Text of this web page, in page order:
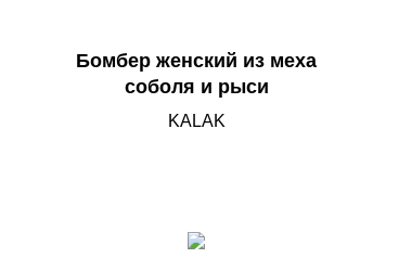
Бомбер женский из меха
соболя и рыси
KALAK